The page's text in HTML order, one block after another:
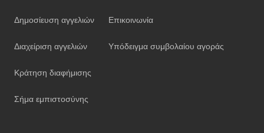
Δημοσίευση αγγελιών
Διαχείριση αγγελιών
Κράτηση διαφήμισης
Σήμα εμπιστοσύνης
Επικοινωνία
Υπόδειγμα συμβολαίου αγοράς